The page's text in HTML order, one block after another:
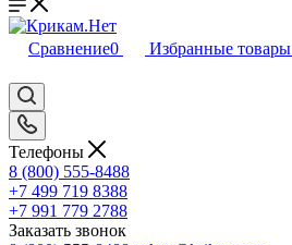
Сравнение0 Избранные товары
Телефоны
8 (800) 555-8488
+7 499 719 8388
+7 991 779 2788
Заказать звонок